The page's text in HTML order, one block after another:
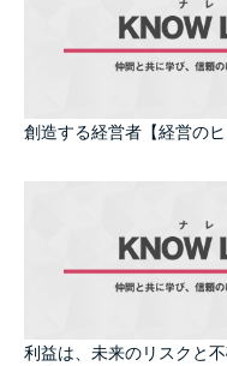
創造する経営者【経営のヒ
利益は、未来のリスクと